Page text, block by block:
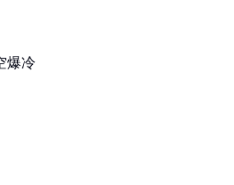
爆冷